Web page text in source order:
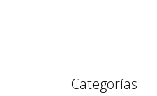
Categorías